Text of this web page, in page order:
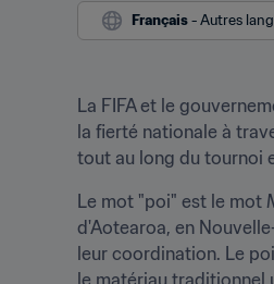
Français - Autres
La FIFA et le
la fierté nationale à
tout au long du tournoi
Le mot "poi" est le mot
d'Aotearoa, en
leur coordination. Le
le matériau traditionnel